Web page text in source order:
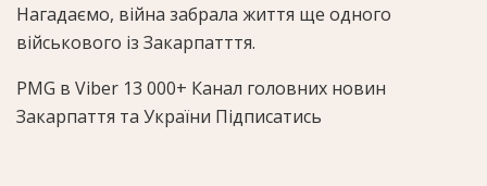
Нагадаємо, війна забрала життя ще одного
військового із Закарпатття.
PMG в Viber 13 000+ Канал головних новин
Закарпаття та України Підписатись